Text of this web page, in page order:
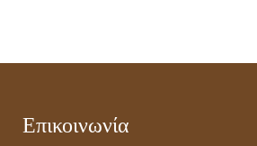
Επικοινωνία